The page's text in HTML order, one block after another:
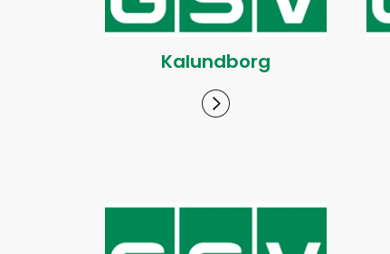
Kalundborg